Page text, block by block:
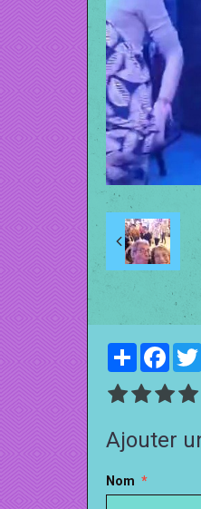
Partager
Ajouter
Nom